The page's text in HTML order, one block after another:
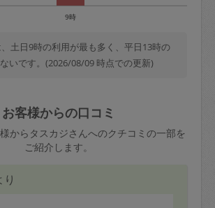
9時
土日9時の利用が最も多く、平日13時の
いです。(2026/08/09 時点での更新)
お客様からの口コミ
からタスカジさんへのクチコミの一部を
ご紹介します。